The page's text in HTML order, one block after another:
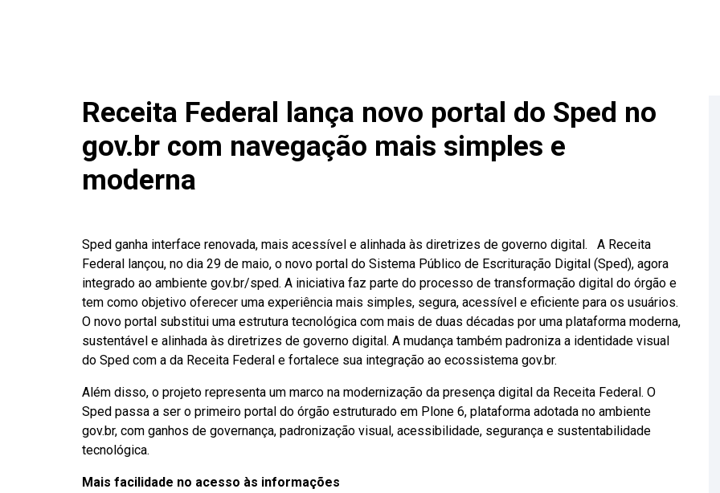
Receita Federal lança novo portal do Sped no
gov.br com navegação mais simples e
moderna
Sped ganha interface renovada, mais acessível e alinhada às diretrizes de governo digital. A Receita
Federal lançou, no dia 29 de maio, o novo portal do Sistema Público de Escrituração Digital (Sped), agora
integrado ao ambiente gov.br/sped. A iniciativa faz parte do processo de transformação digital do órgão e
tem como objetivo oferecer uma experiência mais simples, segura, acessível e eficiente para os usuários.
O novo portal substitui uma estrutura tecnológica com mais de duas décadas por uma plataforma moderna,
sustentável e alinhada às diretrizes de governo digital. A mudança também padroniza a identidade visual
do Sped com a da Receita Federal e fortalece sua integração ao ecossistema gov.br.
Além disso, o projeto representa um marco na modernização da presença digital da Receita Federal. O
Sped passa a ser o primeiro portal do órgão estruturado em Plone 6, plataforma adotada no ambiente
gov.br, com ganhos de governança, padronização visual, acessibilidade, segurança e sustentabilidade
tecnológica.
Mais facilidade no acesso às informações